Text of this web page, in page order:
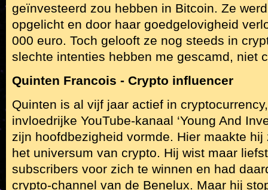
geïnvesteerd zou hebben in Bitcoin. Ze
opgelicht en door haar goedgelovigheid
000 euro. Toch gelooft ze nog steeds in
slechte intenties hebben me gescamd, niet
Quinten Francois - Crypto influencer
Quinten is al vijf jaar actief in
invloedrijke YouTube-kanaal ‘Young And
zijn hoofdbezigheid vormde. Hier maakte
het universum van crypto. Hij wist maar
subscribers voor zich te winnen en had
crypto-channel van de Benelux. Maar hij